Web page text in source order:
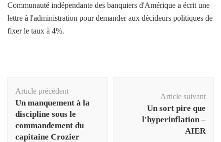
Communauté indépendante des banquiers d'Amérique a écrit une
lettre à l'administration pour demander aux décideurs politiques de
fixer le taux à 4%.
d'article
Article précédent
Un manquement à la
discipline sous le
commandement du
capitaine Crozier
Article suivant
Un sort pire que
l'hyperinflation –
AIER